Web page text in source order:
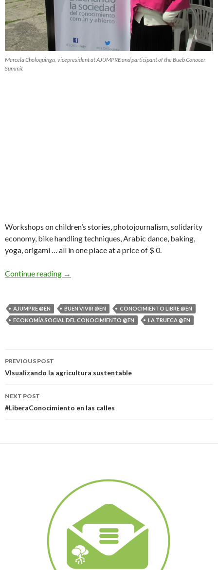
Marcela Choloquinga, vicepresident at AJUMPRE and participant of the Bueb Conocer
Summit
Workshops on children’s stories, photojournalism, solidarity
economy, bike handling techniques, Arabic dance, baking,
yoga, origami … all in one place at a price of $ 0.
Continue reading →
AJUMPRE @EN BUEN VIVIR @EN
CONOCIMIENTO LIBRE @EN
ECONOMÍA SOCIAL DEL CONOCIMIENTO @EN
LA TRUECA @EN
Post navigation
PREVIOUS POST
VIsualizando la agricultura sustentable
NEXT POST
#LiberaConocimiento en las calles